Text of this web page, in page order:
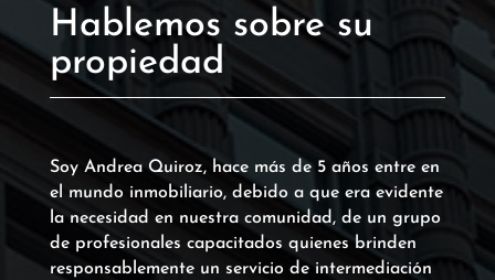
Hablemos sobre su
propiedad
Soy Andrea Quiroz, hace más de 5 años entre en
el mundo inmobiliario, debido a que era evidente
la necesidad en nuestra comunidad, de un grupo
de profesionales capacitados quienes brinden
responsablemente un servicio de intermediación